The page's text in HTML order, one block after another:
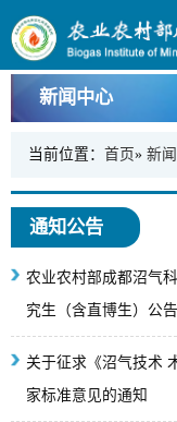
新闻中心
当前位置： 首页» 新
通知公告
农业农村部成都沼气
究生（含直博生）公告
关于征求《沼气技术
家标准意见的通知